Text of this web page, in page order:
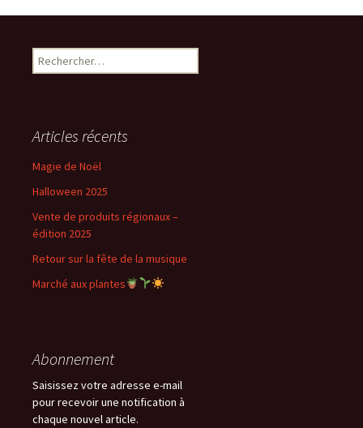
des
articles
Rechercher :
Articles récents
Magie de Noël
Halloween 2025
Vente de produits régionaux –
édition 2025
Retour sur la fête de la musique
Marché aux plantes
Abonnement
Saisissez votre adresse e-mail
pour recevoir une notification à
chaque nouvel article.